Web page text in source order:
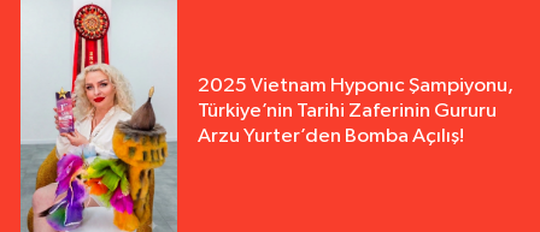
2025 Vietnam Hyponıc Şampiyonu,
Türkiye’nin Tarihi Zaferinin Gururu
Arzu Yurter’den Bomba Açılış!